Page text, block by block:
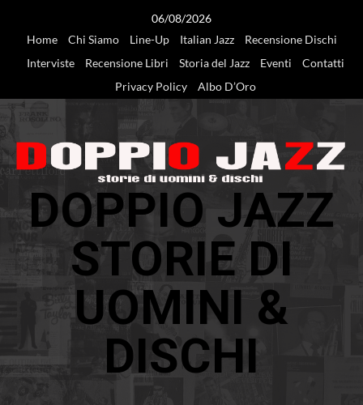
06/08/2026
Home
Chi Siamo Line-Up Italian Jazz
Recensione Dischi
Interviste
Recensione Libri Storia del Jazz Eventi
Contatti
Privacy Policy
Albo D’Oro
DOPPIO JAZZ
STORIE DI
UOMINI &
DISCHI